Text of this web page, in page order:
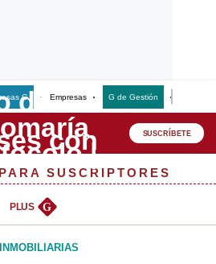
G Empresas G de Gestión
SUSCRÍBETE
SUSCRIPTORES
PLUS G
INMOBILIARIAS